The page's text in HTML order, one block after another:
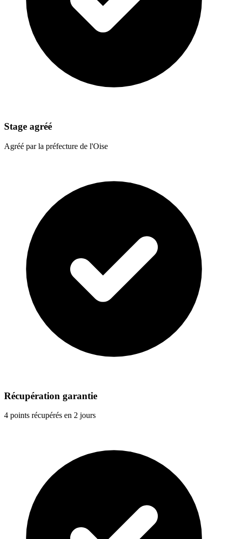
Stage agréé
Agréé par la préfecture de l'Oise
Récupération garantie
4 points récupérés en 2 jours